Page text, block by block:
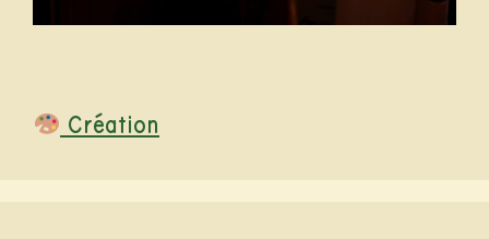
Catégories
Création